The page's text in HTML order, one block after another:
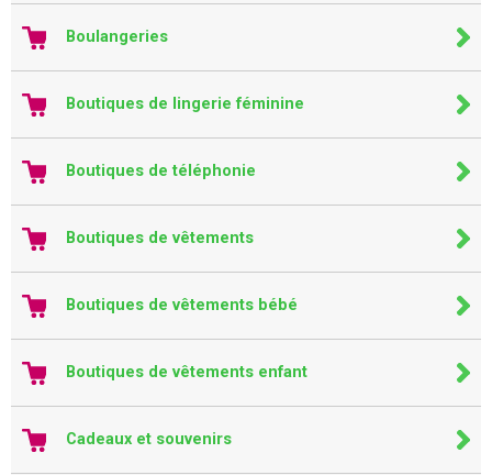
Boulangeries
Boutiques de lingerie féminine
Boutiques de téléphonie
Boutiques de vêtements
Boutiques de vêtements bébé
Boutiques de vêtements enfant
Cadeaux et souvenirs